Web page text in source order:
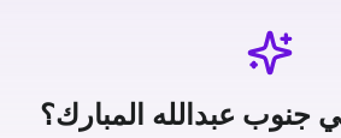
جنوب عبدالله المبارك؟